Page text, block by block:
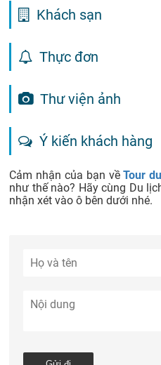
Khách sạn
Thực đơn
Thư viện ảnh
Ý kiến khách hàng
Cảm nhận của bạn vềTour
như thế nào? Hãy cùng Du
nhận xét vào ô bên dưới nhé.